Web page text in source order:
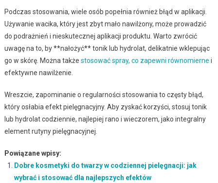
Podczas stosowania, wiele osób popełnia również błąd w aplikacji.
Używanie wacika, który jest zbyt mało nawilżony, może prowadzić
do podrażnień i nieskutecznej aplikacji produktu. Warto zwrócić
uwagę na to, by **nałożyć** tonik lub hydrolat, delikatnie wklepując
go w skórę. Można także stosować spray, co zapewni równomierne i
efektywne nawilżenie.
Wreszcie, zapominanie o regularności stosowania to częsty błąd,
który osłabia efekt pielęgnacyjny. Aby zyskać korzyści, stosuj tonik
lub hydrolat codziennie, najlepiej rano i wieczorem, jako integralny
element rutyny pielęgnacyjnej.
Powiązane wpisy:
Dobre kosmetyki do twarzy w codziennej pielęgnacji: jak
wybrać i stosować dla najlepszych efektów